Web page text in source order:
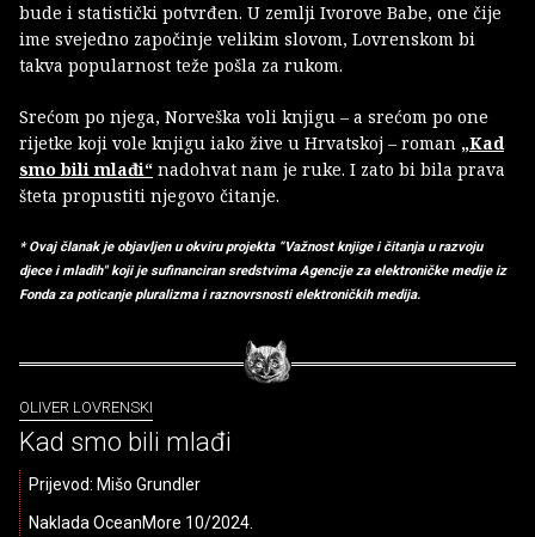
bude i statistički potvrđen. U zemlji Ivorove Babe, one čije
ime svejedno započinje velikim slovom, Lovrenskom bi
takva popularnost teže pošla za rukom.
Srećom po njega, Norveška voli knjigu – a srećom po one
rijetke koji vole knjigu iako žive u Hrvatskoj – roman „Kad
smo bili mlađi“ nadohvat nam je ruke. I zato bi bila prava
šteta propustiti njegovo čitanje.
* Ovaj članak je objavljen u okviru projekta “Važnost knjige i čitanja u razvoju
djece i mladih" koji je sufinanciran sredstvima Agencije za elektroničke medije iz
Fonda za poticanje pluralizma i raznovrsnosti elektroničkih medija.
OLIVER LOVRENSKI
Kad smo bili mlađi
Prijevod: Mišo Grundler
Naklada OceanMore 10/2024.